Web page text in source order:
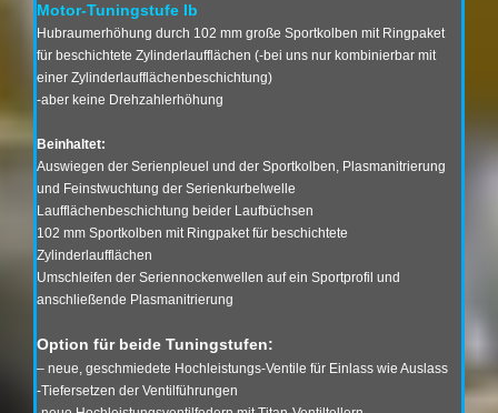
Motor-Tuningstufe Ib
Hubraumerhöhung durch 102 mm große Sportkolben mit Ringpaket
für beschichtete Zylinderlaufflächen (-bei uns nur kombinierbar mit
einer Zylinderlaufflächenbeschichtung)
-aber keine Drehzahlerhöhung
Beinhaltet:
Auswiegen der Serienpleuel und der Sportkolben, Plasmanitrierung
und Feinstwuchtung der Serienkurbelwelle
Laufflächenbeschichtung beider Laufbüchsen
102 mm Sportkolben mit Ringpaket für beschichtete
Zylinderlaufflächen
Umschleifen der Seriennockenwellen auf ein Sportprofil und
anschließende Plasmanitrierung
Option für beide Tuningstufen:
– neue, geschmiedete Hochleistungs-Ventile für Einlass wie Auslass
-Tiefersetzen der Ventilführungen